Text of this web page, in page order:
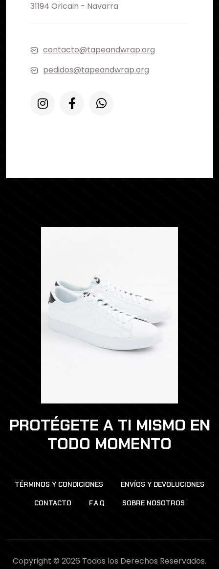
31194 Oricain - Navarra
contacto@tapeandwrap.org
pedidos@tapeandwrap.org
PROTÉGETE A TI MISMO EN
TODO MOMENTO
TÉRMINOS Y CONDICIONES ENVÍOS Y DEVOLUCIONES
CONTACTO F.A.Q SOBRE NOSOTROS
Copyright © 2026 Todos los Derechos Reservados.